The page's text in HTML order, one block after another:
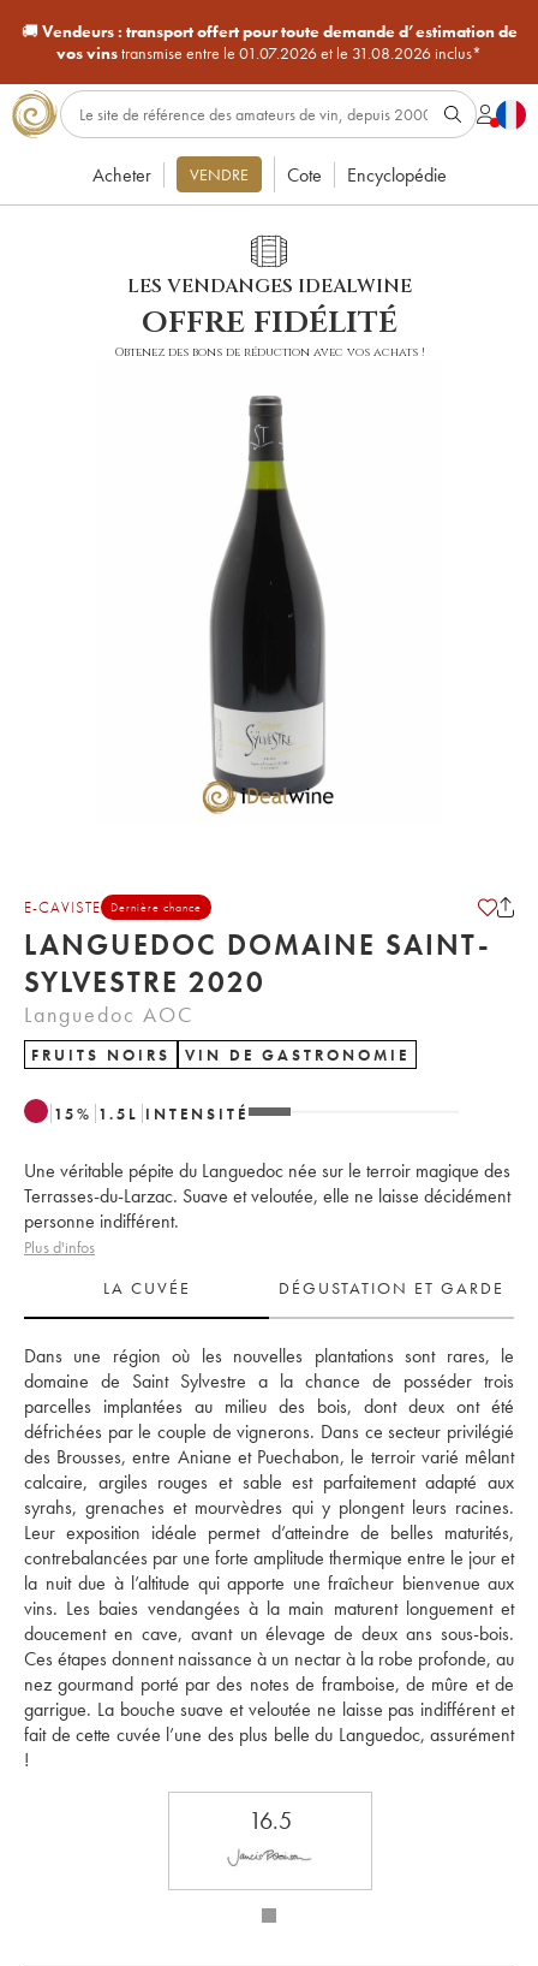
🚚Vendeurs : transport offert pour toute demande d’estimation de
vos vinstransmise entre le 01.07.2026 et le 31.08.2026 inclus*
Acheter VENDRE Cote Encyclopédie
LES VENDANGES IDEALWINE
offre fidélité
Obtenez des bons de réduction avec vos achats !
E-CAVISTE Dernière chance
LANGUEDOC DOMAINE SAINT-
SYLVESTRE 2020
Languedoc AOC
FRUITS NOIRS VIN DE GASTRONOMIE
15% 1.5 L INTENSITÉ
Une véritable pépite du Languedoc née sur le terroir magique des
Terrasses-du-Larzac. Suave et veloutée, elle ne laisse décidément
personne indifférent.
Plus d'infos
LA CUVÉE
DÉGUSTATION ET GARDE
Dans une région où les nouvelles plantations sont rares, le
domaine de Saint Sylvestre a la chance de posséder trois
parcelles implantées au milieu des bois, dont deux ont été
défrichées par le couple de vignerons. Dans ce secteur privilégié
des Brousses, entre Aniane et Puechabon, le terroir varié mêlant
calcaire, argiles rouges et sable est parfaitement adapté aux
syrahs, grenaches et mourvèdres qui y plongent leurs racines.
Leur exposition idéale permet d’atteindre de belles maturités,
contrebalancées par une forte amplitude thermique entre le jour et
la nuit due à l’altitude qui apporte une fraîcheur bienvenue aux
vins. Les baies vendangées à la main maturent longuement et
doucement en cave, avant un élevage de deux ans sous-bois.
Ces étapes donnent naissance à un nectar à la robe profonde, au
nez gourmand porté par des notes de framboise, de mûre et de
garrigue. La bouche suave et veloutée ne laisse pas indifférent et
fait de cette cuvée l’une des plus belle du Languedoc, assurément
!
16.5